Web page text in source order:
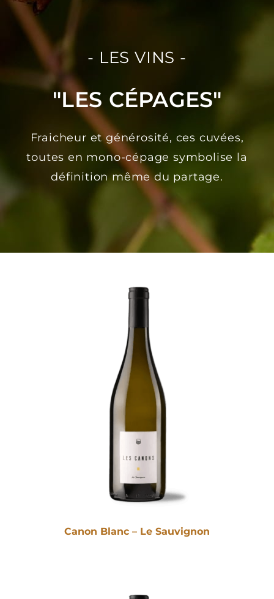
- LES VINS -
"LES CÉPAGES"
Fraicheur et générosité, ces cuvées,
toutes en mono-cépage symbolise la
définition même du partage.
Canon Blanc – Le Sauvignon